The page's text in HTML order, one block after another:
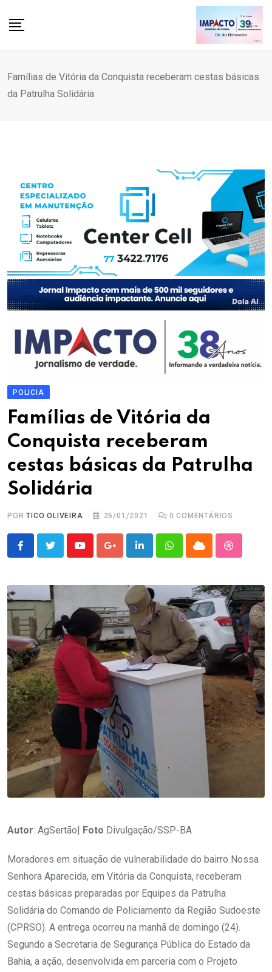
Famílias de Vitória da Conquista receberam cestas básicas
da Patrulha Solidária
POLICIA
Famílias de Vitória da
Conquista receberam
cestas básicas da Patrulha
Solidária
PORTICO OLIVEIRA 26/01/2021 0 COMENTÁRIOS
YoutubeGoogle+LinkedInWhatsappCloud
Autor: AgSertão| Foto Divulgação/SSP-BA
Moradores em situação de vulnerabilidade do bairro Nossa
Senhora Aparecida, em Vitória da Conquista, receberam
cestas básicas preparadas por Equipes da Patrulha
Solidária do Comando de Policiamento da Região Sudoeste
(CPRSO). A entrega ocorreu na manhã de domingo (24).
Segundo a Secretaria de Segurança Pública do Estado da
Bahia, a ação, desenvolvida em parceria com o Projeto